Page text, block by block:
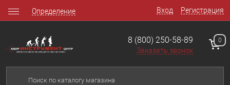
Вход Регистрация
Определение
8 (800) 250-58-89
Заказать звонок
0